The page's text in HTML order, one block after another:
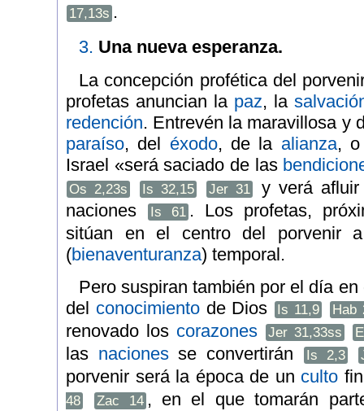
17,13s .
3. Una nueva esperanza.
La concepción profética del
profetas anuncian la paz, la
redención. Entrevén la maravillosa y
paraíso, del éxodo, de la alianza,
Israel «será saciado de las
Os 2,23s Is 32,15 Jer 31
y verá
naciones
Is 61 . Los profetas,
sitúan en el centro del porvenir
(bienaventuranza) temporal.
Pero suspiran también por el día
del conocimientode Dios Is 11,9 Hab
renovado los corazones Jer 31,33ss
las nacionesse convertirán Is 2,3
porvenir será la época de un culto
48 Zac 14 , en el que tomarán